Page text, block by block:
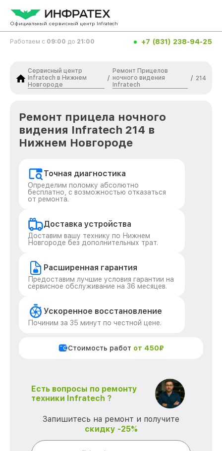
Официальный сервисный центр Infratech
Работаем с 09:00 до 21:00 +7 (831) 238-94-25
Сервисный центр
Infratech в Нижнем
Новгороде
/
Ремонт Прицелов
ночного видения
Infratech
/ 214
Ремонт прицела ночного
видения Infratech 214 в
Нижнем Новгороде
Точная диагностика
Определим поломку абсолютно
бесплатно, с возможностью отказаться
от ремонта.
Доставка устройства
Доставим вашу технику по Нижнем
Новгороде без дополнительных трат.
Расширенная гарантия
Предоставим лучшие условия гарантии на
сервисное обслуживание на 36 месяцев.
Ускоренное восстановление
Починим за 35 минут по честной цене.
Стоимость работ от 450₽
Есть вопросы по ремонту
техники Infratech ?
Запишитесь на ремонт и получите
скидку -25%